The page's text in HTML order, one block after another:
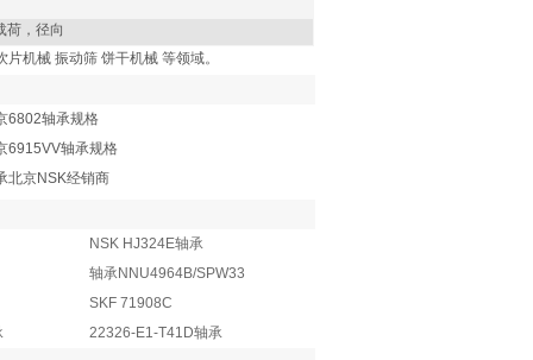
荷，径向
机械 振动筛 饼干机械 等领域。
6802轴承规格
6915VV轴承规格
北京NSK经销商
NSK HJ324E轴承
轴承NNU4964B/SPW33
SKF 71908C
22326-E1-T41D轴承